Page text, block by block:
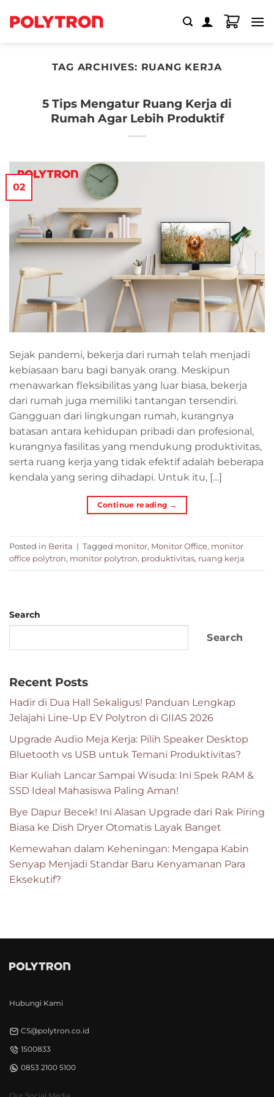
TAG ARCHIVES: RUANG KERJA
5 Tips Mengatur Ruang Kerja di
Rumah Agar Lebih Produktif
02
Sejak pandemi, bekerja dari rumah telah menjadi
kebiasaan baru bagi banyak orang. Meskipun
menawarkan fleksibilitas yang luar biasa, bekerja
dari rumah juga memiliki tantangan tersendiri.
Gangguan dari lingkungan rumah, kurangnya
batasan antara kehidupan pribadi dan profesional,
kurangnya fasilitas yang mendukung produktivitas,
serta ruang kerja yang tidak efektif adalah beberapa
kendala yang sering dihadapi. Untuk itu, […]
Continue reading →
Posted in Berita | Tagged monitor, Monitor Office, monitor
office polytron, monitor polytron, produktivitas, ruang kerja
Search
Search
Recent Posts
Hadir di Dua Hall Sekaligus! Panduan Lengkap
Jelajahi Line-Up EV Polytron di GIIAS 2026
Upgrade Audio Meja Kerja: Pilih Speaker Desktop
Bluetooth vs USB untuk Temani Produktivitas?
Biar Kuliah Lancar Sampai Wisuda: Ini Spek RAM &
SSD Ideal Mahasiswa Paling Aman!
Bye Dapur Becek! Ini Alasan Upgrade dari Rak Piring
Biasa ke Dish Dryer Otomatis Layak Banget
Kemewahan dalam Keheningan: Mengapa Kabin
Senyap Menjadi Standar Baru Kenyamanan Para
Eksekutif?
Hubungi Kami
CS@polytron.co.id
1500833
0853 2100 5100